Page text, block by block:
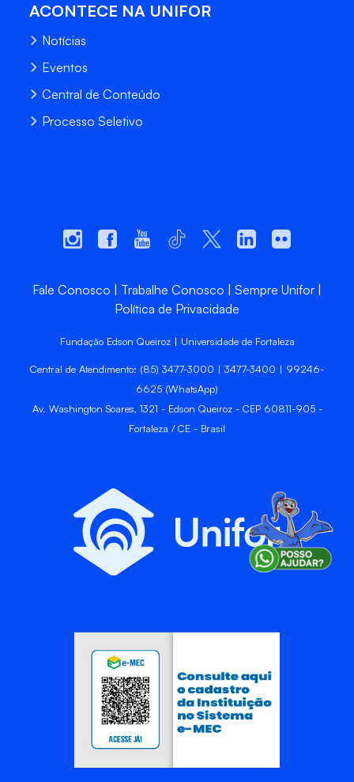
ACONTECE NA UNIFOR
Notícias
Eventos
Central de Conteúdo
Processo Seletivo
Fale Conosco Trabalhe Conosco
Sempre Unifor
Política de Privacidade
Fundação Edson Queiroz | Universidade de Fortaleza
Central de Atendimento: (85) 3477-3000 | 3477-3400 | 99246-
6625 (WhatsApp)
Av. Washington Soares, 1321 - Edson Queiroz - CEP 60811-905 -
Fortaleza / CE - Brasil